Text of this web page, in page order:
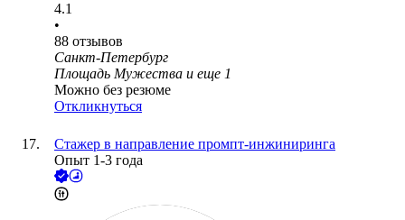
4.1
•
88 отзывов
Санкт-Петербург
Площадь Мужества и еще 1
Можно без резюме
Откликнуться
Стажер в направление промпт-инжиниринга
Опыт 1-3 года